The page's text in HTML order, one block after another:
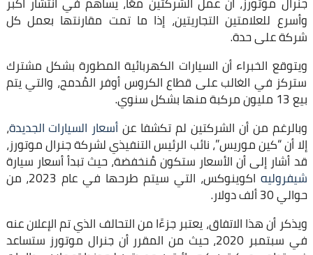
وأسرع للعلامتين التجاريتين، إذا ما تمت مقارنتها بعمل كل
شركة على حدة.
ويتوقع الخبراء أن السيارات الكهربائية المطورة بشكل مشترك
ستركز في الغالب على قطاع الكروس أوفر المُدمج، والتي يتم
بيع 13 مليون مركبة منها بشكل سنوي.
وبالرغم من أن الشركتين لم تكشفا عنأسعار السيارات الجديدة،
إلا أن “كين موريس”، نائب الرئيس التنفيذي لشركة جنرال موتورز،
قد أشار إلى أن الأسعار ستكون مُنخفضة، حيث تبدأ أسعار سيارة
شيفروليه اكوينوكس، التي سيتم طرحها في عام 2023، من
حوالي 30 ألف دولار.
ويذكر أن هذا الاتفاق، يعتبر جزءًا من التحالف الذي تم الإعلان عنه
في سبتمبر 2020، حيث من المقرر أن جنرال موتورز ستساعد